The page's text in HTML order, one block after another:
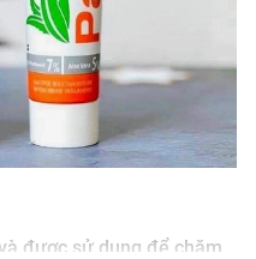
được sử dụng để chăm